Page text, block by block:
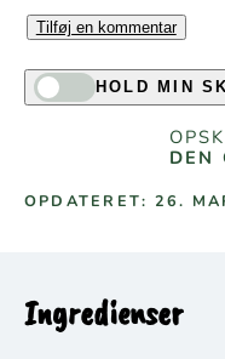
Tilføj en kommentar
HOLD MIN
DEN
OPDATERET: 26.
Ingredienser